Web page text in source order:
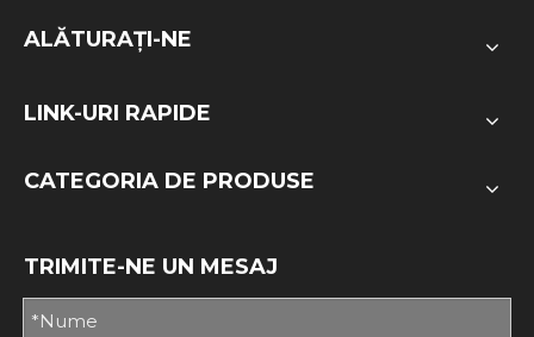
ALĂTURAŢI-NE
LINK-URI RAPIDE
CATEGORIA DE PRODUSE
TRIMITE-NE UN MESAJ